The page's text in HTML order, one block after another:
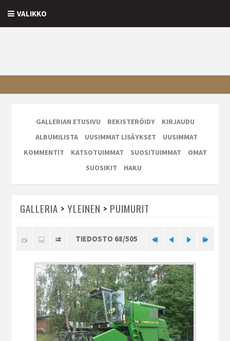
VALIKKO
GALLERIAN ETUSIVU REKISTERÖIDY
KIRJAUDU
ALBUMILISTA
UUSIMMAT LISÄYKSET
UUSIMMAT
KOMMENTIT
KATSOTUIMMAT SUOSITUIMMAT
OMAT
SUOSIKIT
HAKU
GALLERIA > YLEINEN > PUIMURIT
TIEDOSTO 68/505